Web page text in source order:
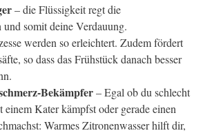
– die Flüssigkeit regt die
somit deine Verdauung.
werden so erleichtert. Zudem fördert
so dass das Frühstück danach besser
Bekämpfer– Egal ob du schlecht
einem Kater kämpfst oder gerade einen
Warmes Zitronenwasser hilft dir,